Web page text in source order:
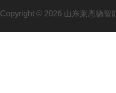
Copyright © 2026 山东莱恩德智